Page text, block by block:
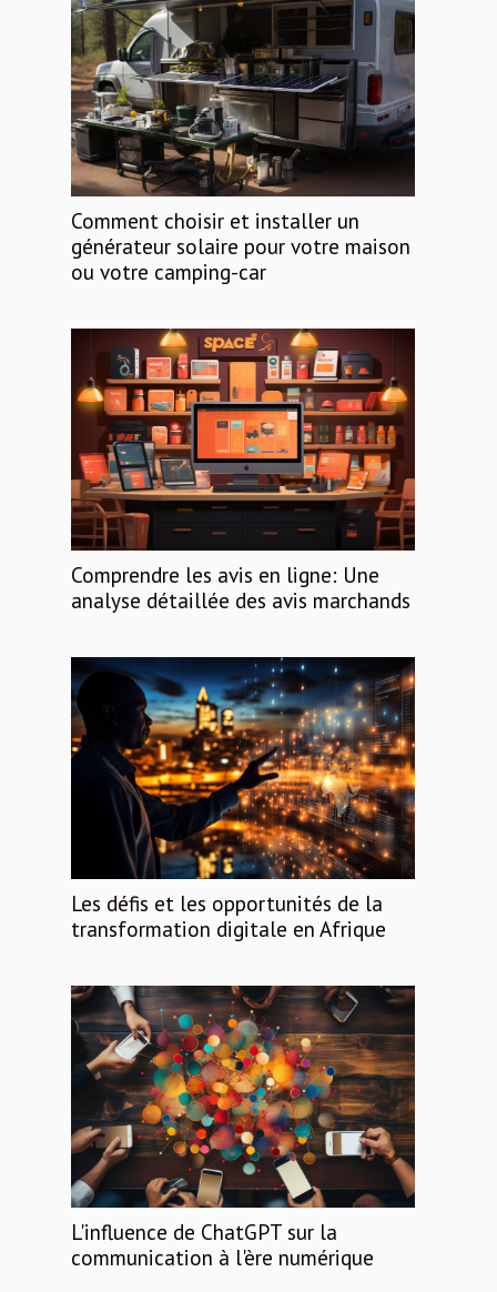
Comment choisir et installer un
générateur solaire pour votre maison
ou votre camping-car
Comprendre les avis en ligne: Une
analyse détaillée des avis marchands
Les défis et les opportunités de la
transformation digitale en Afrique
L'influence de ChatGPT sur la
communication à l'ère numérique